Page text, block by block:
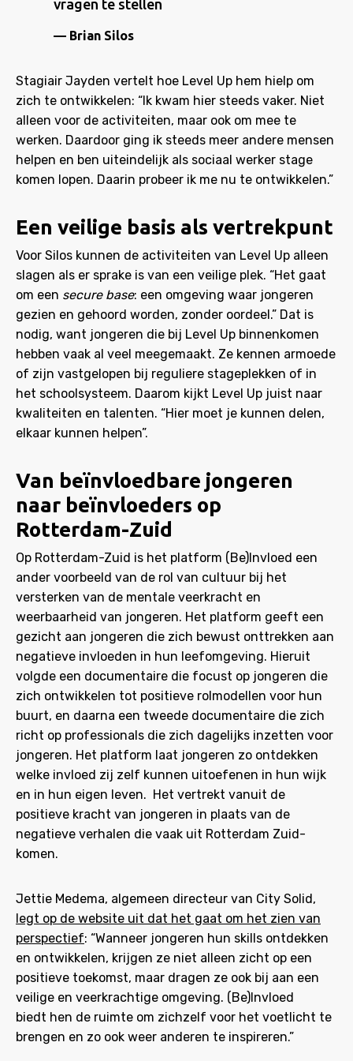
vragen te stellen
Brian Silos
Stagiair Jayden vertelt hoe Level Up hem hielp om
zich te ontwikkelen: “Ik kwam hier steeds vaker. Niet
alleen voor de activiteiten, maar ook om mee te
werken. Daardoor ging ik steeds meer andere mensen
helpen en ben uiteindelijk als sociaal werker stage
komen lopen. Daarin probeer ik me nu te ontwikkelen.”
Een veilige basis als vertrekpunt
Voor Silos kunnen de activiteiten van Level Up alleen
slagen als er sprake is van een veilige plek. “Het gaat
om een secure base: een omgeving waar jongeren
gezien en gehoord worden, zonder oordeel.” Dat is
nodig, want jongeren die bij Level Up binnenkomen
hebben vaak al veel meegemaakt. Ze kennen armoede
of zijn vastgelopen bij reguliere stageplekken of in
het schoolsysteem. Daarom kijkt Level Up juist naar
kwaliteiten en talenten. “Hier moet je kunnen delen,
elkaar kunnen helpen”.
Van beïnvloedbare jongeren
naar beïnvloeders op
Rotterdam-Zuid
Op Rotterdam-Zuid is het platform (Be)Invloed een
ander voorbeeld van de rol van cultuur bij het
versterken van de mentale veerkracht en
weerbaarheid van jongeren. Het platform geeft een
gezicht aan jongeren die zich bewust onttrekken aan
negatieve invloeden in hun leefomgeving. Hieruit
volgde een documentaire die focust op jongeren die
zich ontwikkelen tot positieve rolmodellen voor hun
buurt, en daarna een tweede documentaire die zich
richt op professionals die zich dagelijks inzetten voor
jongeren. Het platform laat jongeren zo ontdekken
welke invloed zij zelf kunnen uitoefenen in hun wijk
en in hun eigen leven. Het vertrekt vanuit de
positieve kracht van jongeren in plaats van de
negatieve verhalen die vaak uit Rotterdam Zuid-
komen.
Jettie Medema, algemeen directeur van City Solid,
legt op de website uit dat het gaat om het zien van
perspectief: “Wanneer jongeren hun skills ontdekken
en ontwikkelen, krijgen ze niet alleen zicht op een
positieve toekomst, maar dragen ze ook bij aan een
veilige en veerkrachtige omgeving. (Be)Invloed
biedt hen de ruimte om zichzelf voor het voetlicht te
brengen en zo ook weer anderen te inspireren.”